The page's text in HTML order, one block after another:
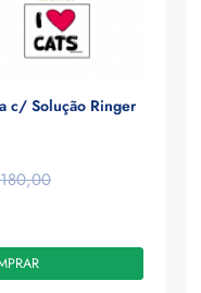
c/ Solução Ringer